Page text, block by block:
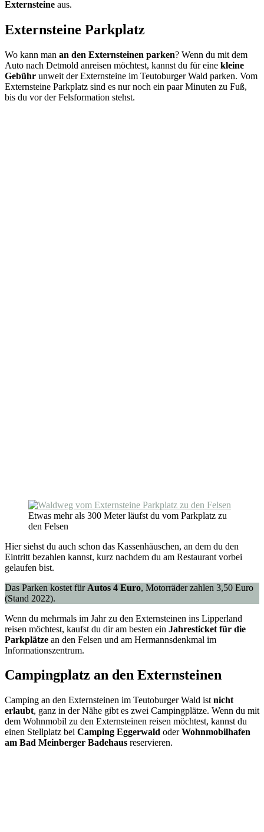
Externsteine aus.
Externsteine Parkplatz
Wo kann man an den Externsteinen parken? Wenn du mit dem
Auto nach Detmold anreisen möchtest, kannst du für eine kleine
Gebühr unweit der Externsteine im Teutoburger Wald parken. Vom
Externsteine Parkplatz sind es nur noch ein paar Minuten zu Fuß,
bis du vor der Felsformation stehst.
Etwas mehr als 300 Meter läufst du vom Parkplatz zu
den Felsen
Hier siehst du auch schon das Kassenhäuschen, an dem du den
Eintritt bezahlen kannst, kurz nachdem du am Restaurant vorbei
gelaufen bist.
Das Parken kostet für Autos 4 Euro, Motorräder zahlen 3,50 Euro
(Stand 2022).
Wenn du mehrmals im Jahr zu den Externsteinen ins Lipperland
reisen möchtest, kaufst du dir am besten ein Jahresticket für die
Parkplätze an den Felsen und am Hermannsdenkmal im
Informationszentrum.
Campingplatz an den Externsteinen
Camping an den Externsteinen im Teutoburger Wald ist nicht
erlaubt, ganz in der Nähe gibt es zwei Campingplätze. Wenn du mit
dem Wohnmobil zu den Externsteinen reisen möchtest, kannst du
einen Stellplatz bei Camping Eggerwald oderWohnmobilhafen
am Bad Meinberger Badehaus reservieren.